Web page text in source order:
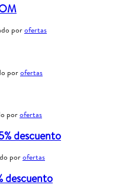
porofertas
porofertas
porofertas
descuento
porofertas
descuento